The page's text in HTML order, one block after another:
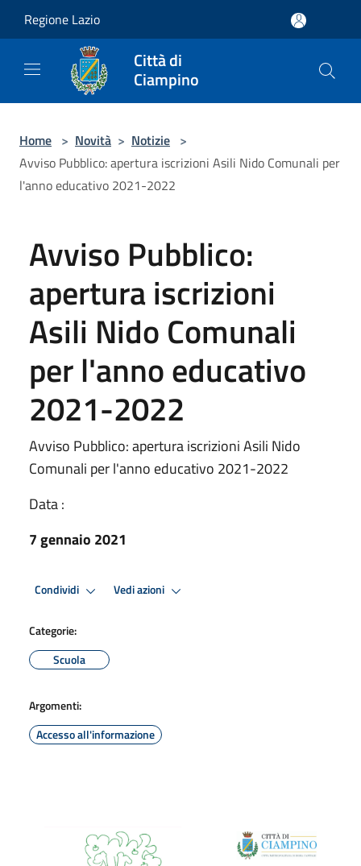
Regione Lazio
Città di
Ciampino
Home > Novità > Notizie >
Avviso Pubblico: apertura iscrizioni Asili Nido Comunali per
l'anno educativo 2021-2022
Avviso Pubblico:
apertura iscrizioni
Asili Nido Comunali
per l'anno educativo
2021-2022
Avviso Pubblico: apertura iscrizioni Asili Nido
Comunali per l'anno educativo 2021-2022
Data :
7 gennaio 2021
Condividi Vedi azioni
Categorie:
Scuola
Argomenti:
Accesso all'informazione